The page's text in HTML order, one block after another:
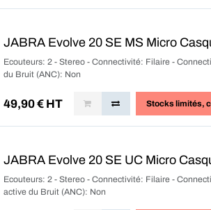
JABRA Evolve 20 SE MS Micro
Ecouteurs: 2 - Stereo - Connectivité: Filaire -
du Bruit (ANC): Non
49,90€ HT Stocks limités,
JABRA Evolve 20 SE UC Micro
Ecouteurs: 2 - Stereo - Connectivité: Filaire -
active du Bruit (ANC): Non